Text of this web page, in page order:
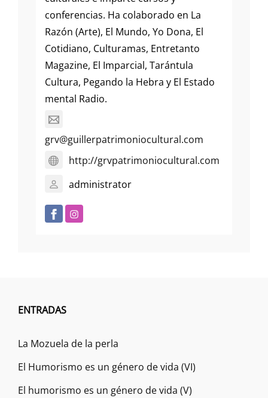
conferencias. Ha colaborado en La
Razón (Arte), El Mundo, Yo Dona, El
Cotidiano, Culturamas, Entretanto
Magazine, El Imparcial, Tarántula
Cultura, Pegando la Hebra y El Estado
mental Radio.
grv@guillerpatrimoniocultural.com
http://grvpatrimoniocultural.com
administrator
ENTRADAS
La Mozuela de la perla
El Humorismo es un género de vida (VI)
El humorismo es un género de vida (V)